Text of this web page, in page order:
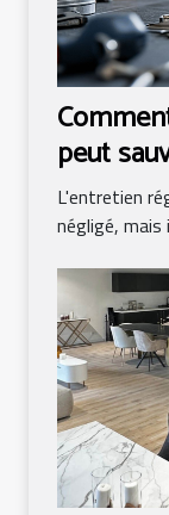
peut
L'entretien
négligé, mais